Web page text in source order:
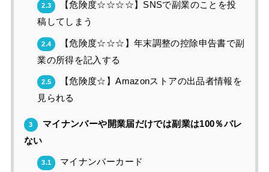
2.3
【危険度☆☆☆☆】SNSで副業のことを投
稿してしまう
2.4
【危険度☆☆☆】年末調整の控除申告書で副
業の所得を記入する
2.5
【危険度☆】Amazonストアの出品者情報を
見られる
3
マイナンバーや開業届だけでは副業は100％バレ
ない
3.1 マイナンバーカード